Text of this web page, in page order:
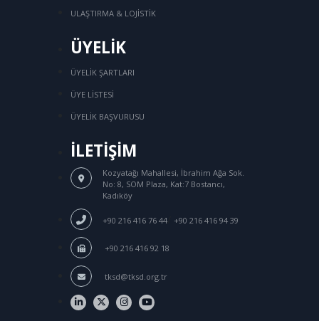
ULAŞTIRMA & LOJİSTİK
ÜYELİK
ÜYELİK ŞARTLARI
ÜYE LİSTESİ
ÜYELİK BAŞVURUSU
İLETİŞİM
Kozyatağı Mahallesi, İbrahim Ağa Sok.
No: 8, SOM Plaza, Kat:7 Bostancı,
Kadıköy
+90 216 416 76 44 +90 216 416 94 39
+90 216 416 92 18
tksd@tksd.org.tr